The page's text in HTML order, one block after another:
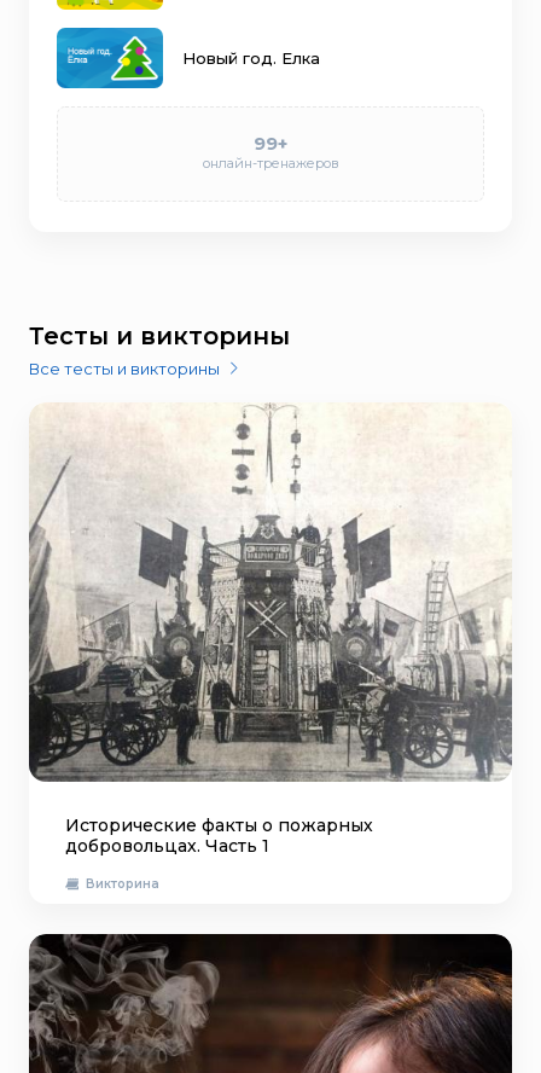
Новый год. Елка
99+
онлайн-тренажеров
Тесты и викторины
Все тесты и викторины
Исторические факты о пожарных
добровольцах. Часть 1
Викторина